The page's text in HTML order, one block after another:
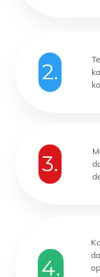
2.
3.
4.